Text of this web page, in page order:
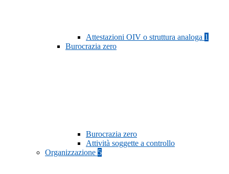
Attestazioni OIV o struttura analoga 1
Burocrazia zero
Burocrazia zero
Attività soggette a controllo
Organizzazione 5